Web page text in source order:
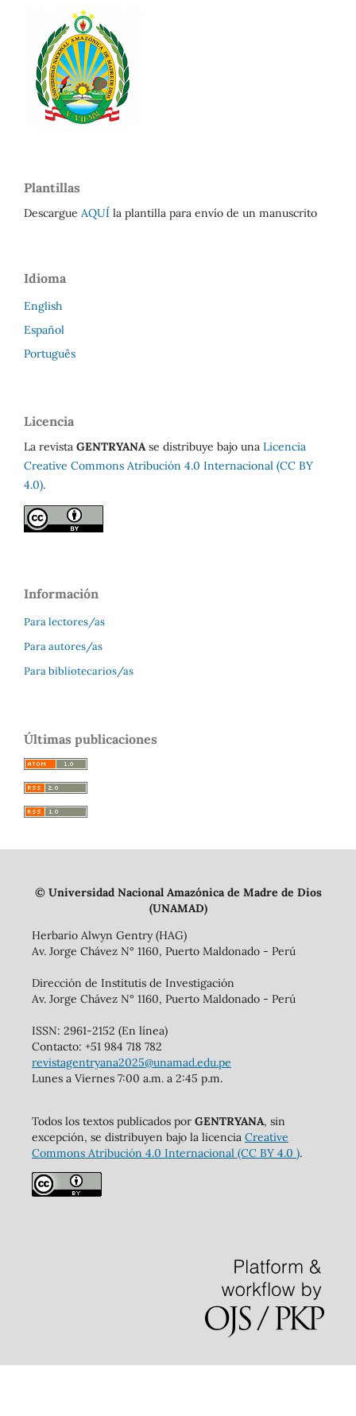
Plantillas
Descargue AQUÍ la plantilla para envío de un manuscrito
Idioma
English
Español
Português
Licencia
La revista GENTRYANAse distribuye bajo una Licencia
Creative Commons Atribución 4.0 Internacional (CC BY
4.0).
Información
Para lectores/as
Para autores/as
Para bibliotecarios/as
Últimas publicaciones
© Universidad Nacional Amazónica de Madre de Dios
(UNAMAD)
Herbario Alwyn Gentry (HAG)
Av. Jorge Chávez N° 1160, Puerto Maldonado - Perú
Dirección de Institutis de Investigación
Av. Jorge Chávez N° 1160, Puerto Maldonado - Perú
ISSN: 2961-2152 (En línea)
Contacto: +51 984 718 782
revistagentryana2025@unamad.edu.pe
Lunes a Viernes 7:00 a.m. a 2:45 p.m.
Todos los textos publicados por GENTRYANA, sin
excepción, se distribuyen bajo la licencia Creative
Commons Atribución 4.0 Internacional (CC BY 4.0 ).